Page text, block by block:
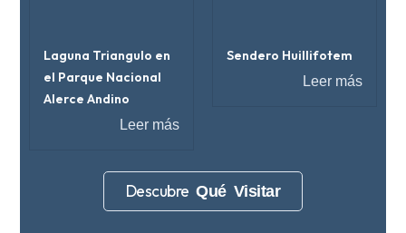
Laguna Triangulo en
el Parque Nacional
Alerce Andino
Leer más
Sendero Huillifotem
Leer más
Descubre Qué Visitar